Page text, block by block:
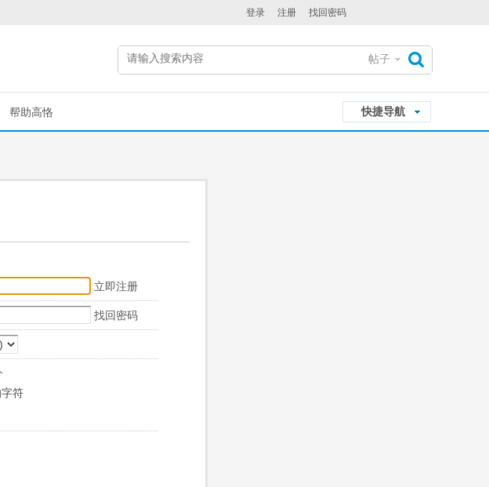
登录 注册 找回密码
帖子
快捷导航
帮助高恪
立即注册
找回密码
符